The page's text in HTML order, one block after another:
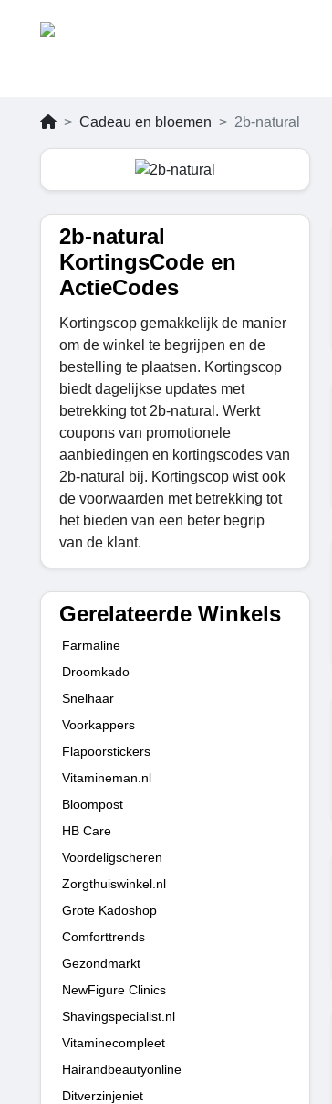
Cadeau en bloemen 2b-natural
2b-natural
KortingsCode en
ActieCodes
Kortingscop gemakkelijk de manier
om de winkel te begrijpen en de
bestelling te plaatsen. Kortingscop
biedt dagelijkse updates met
betrekking tot 2b-natural. Werkt
coupons van promotionele
aanbiedingen en kortingscodes van
2b-natural bij. Kortingscop wist ook
de voorwaarden met betrekking tot
het bieden van een beter begrip
van de klant.
Gerelateerde Winkels
Farmaline
Droomkado
Snelhaar
Voorkappers
Flapoorstickers
Vitamineman.nl
Bloompost
HB Care
Voordeligscheren
Zorgthuiswinkel.nl
Grote Kadoshop
Comforttrends
Gezondmarkt
NewFigure Clinics
Shavingspecialist.nl
Vitaminecompleet
Hairandbeautyonline
Ditverzinjeniet